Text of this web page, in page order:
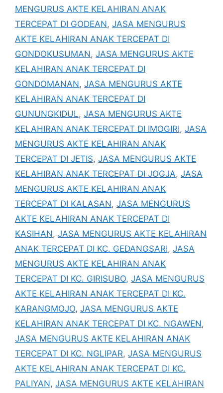
MENGURUS AKTE KELAHIRAN ANAK
TERCEPAT DI GODEAN, JASA MENGURUS
AKTE KELAHIRAN ANAK TERCEPAT DI
GONDOKUSUMAN, JASA MENGURUS AKTE
KELAHIRAN ANAK TERCEPAT DI
GONDOMANAN, JASA MENGURUS AKTE
KELAHIRAN ANAK TERCEPAT DI
GUNUNGKIDUL, JASA MENGURUS AKTE
KELAHIRAN ANAK TERCEPAT DI IMOGIRI, JASA
MENGURUS AKTE KELAHIRAN ANAK
TERCEPAT DI JETIS, JASA MENGURUS AKTE
KELAHIRAN ANAK TERCEPAT DI JOGJA, JASA
MENGURUS AKTE KELAHIRAN ANAK
TERCEPAT DI KALASAN, JASA MENGURUS
AKTE KELAHIRAN ANAK TERCEPAT DI
KASIHAN, JASA MENGURUS AKTE KELAHIRAN
ANAK TERCEPAT DI KC. GEDANGSARI, JASA
MENGURUS AKTE KELAHIRAN ANAK
TERCEPAT DI KC. GIRISUBO, JASA MENGURUS
AKTE KELAHIRAN ANAK TERCEPAT DI KC.
KARANGMOJO, JASA MENGURUS AKTE
KELAHIRAN ANAK TERCEPAT DI KC. NGAWEN,
JASA MENGURUS AKTE KELAHIRAN ANAK
TERCEPAT DI KC. NGLIPAR, JASA MENGURUS
AKTE KELAHIRAN ANAK TERCEPAT DI KC.
PALIYAN, JASA MENGURUS AKTE KELAHIRAN